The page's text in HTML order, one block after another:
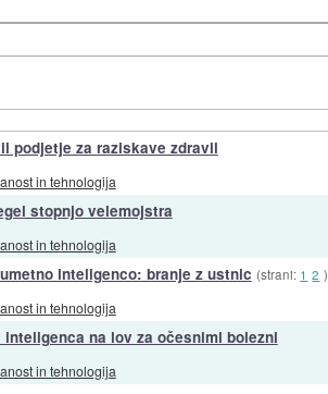
podjetje za raziskave zdravil
in tehnologija
stopnjo velemojstra
in tehnologija
inteligenco: branje z ustnic (strani: 1 2 )
in tehnologija
inteligenca na lov za očesnimi bolezni
in tehnologija